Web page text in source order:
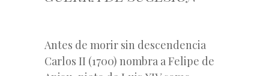
Antes de morir sin descendencia
Carlos II (1700) nombra a Felipe de